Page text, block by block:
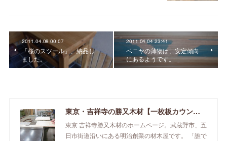
2011.04.08 00:07
「桜のスツール」、納品し
ました。
2011.04.04 23:41
ベニヤの薄物は、安定傾向
にあるようです。
東京・吉祥寺の勝又木材【一枚板カウンター】
東京 吉祥寺勝又木材のホームページ。武蔵野市、五
日市街道沿いにある明治創業の材木屋です。 「誰で